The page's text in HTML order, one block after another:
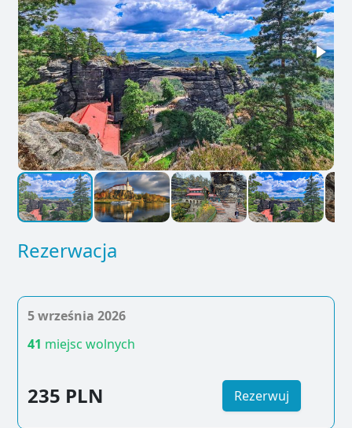
Rezerwacja
5 września 2026
41 miejsc wolnych
235 PLN Rezerwuj